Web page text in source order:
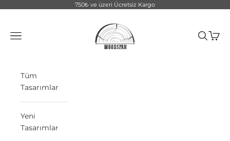
750₺ ve üzeri Ücretsiz Kargo
WoodSpan
Menü
Ara Sepet
Tüm
Tasarımlar
Yeni
Tasarımlar